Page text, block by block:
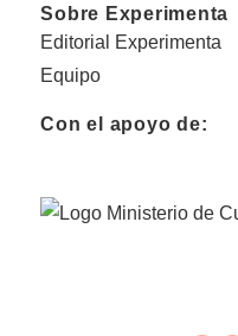
Sobre Experimenta
Editorial Experimenta
Equipo
Con el apoyo de: